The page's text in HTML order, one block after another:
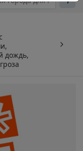
дождь,